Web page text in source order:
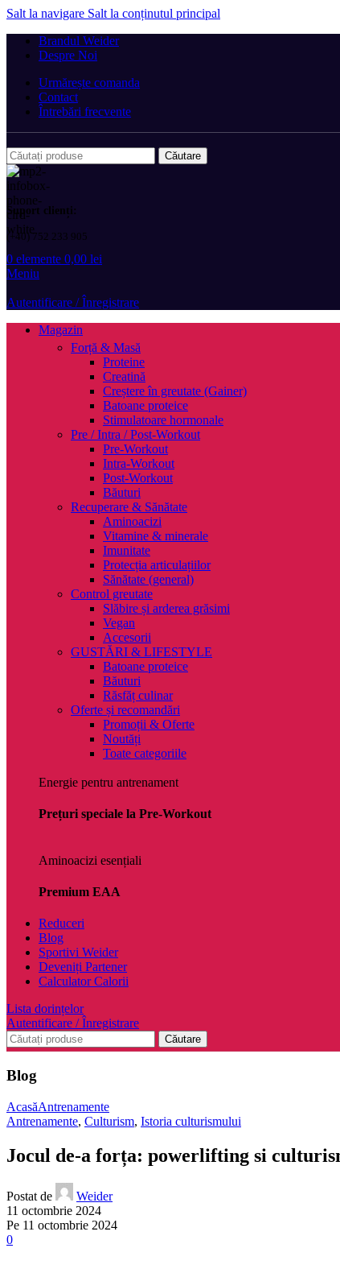
Salt la navigare Salt la conținutul principal
Brandul Weider
Despre Noi
Urmărește comanda
Contact
Întrebări frecvente
Căutare
Suport clienți:
(+40) 752 233 905
0 elemente 0,00 lei
Meniu
Autentificare / Înregistrare
Magazin
Forță & Masă
Proteine
Creatină
Creștere în greutate (Gainer)
Batoane proteice
Stimulatoare hormonale
Pre / Intra / Post-Workout
Pre-Workout
Intra-Workout
Post-Workout
Băuturi
Recuperare & Sănătate
Aminoacizi
Vitamine & minerale
Imunitate
Protecția articulațiilor
Sănătate (general)
Control greutate
Slăbire și arderea grăsimi
Vegan
Accesorii
GUSTĂRI & LIFESTYLE
Batoane proteice
Băuturi
Răsfăț culinar
Oferte și recomandări
Promoții & Oferte
Noutăți
Toate categoriile
Energie pentru antrenament
Prețuri speciale la Pre-Workout
Aminoacizi esențiali
Premium EAA
Reduceri
Blog
Sportivi Weider
Deveniți Partener
Calculator Calorii
Lista dorințelor
Autentificare / Înregistrare
Căutare
Blog
AcasăAntrenamente
Antrenamente, Culturism, Istoria culturismului
Jocul de-a forța: powerlifting si
Postat de
Weider
11 octombrie 2024
Pe 11 octombrie 2024
0